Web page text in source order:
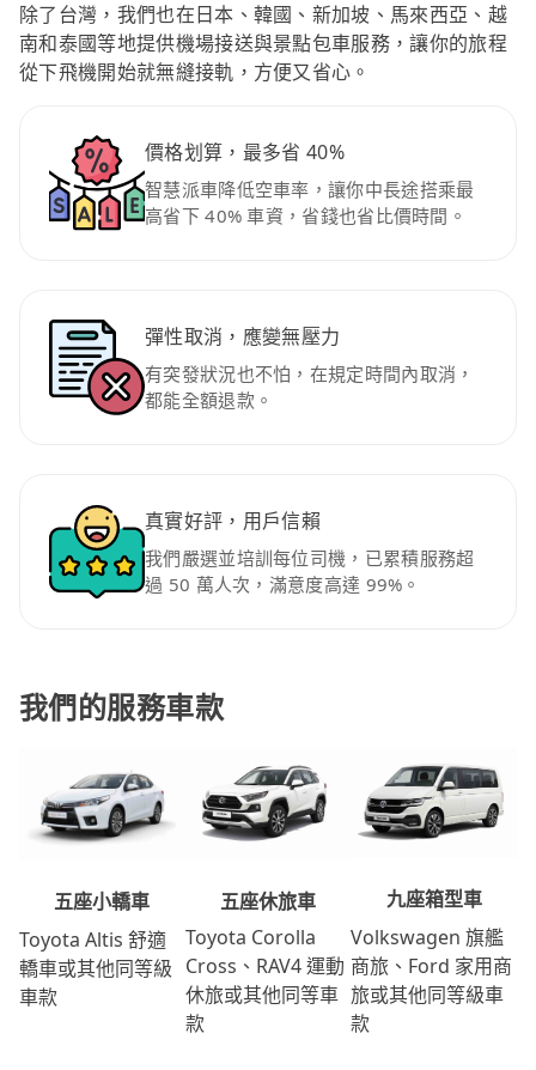
除了台灣，我們也在日本、韓國、新加坡、馬來西亞、越
南和泰國等地提供機場接送與景點包車服務，讓你的旅程
從下飛機開始就無縫接軌，方便又省心。
價格划算，最多省 40%
智慧派車降低空車率，讓你中長途搭乘最
高省下 40% 車資，省錢也省比價時間。
彈性取消，應變無壓力
有突發狀況也不怕，在規定時間內取消，
都能全額退款。
真實好評，用戶信賴
我們嚴選並培訓每位司機，已累積服務超
過 50 萬人次，滿意度高達 99%。
我們的服務車款
五座小轎車
Toyota Altis 舒適
轎車或其他同等級
車款
五座休旅車
Toyota Corolla
Cross、RAV4 運動
休旅或其他同等車
款
九座箱型車
Volkswagen 旗艦
商旅、Ford 家用商
旅或其他同等級車
款